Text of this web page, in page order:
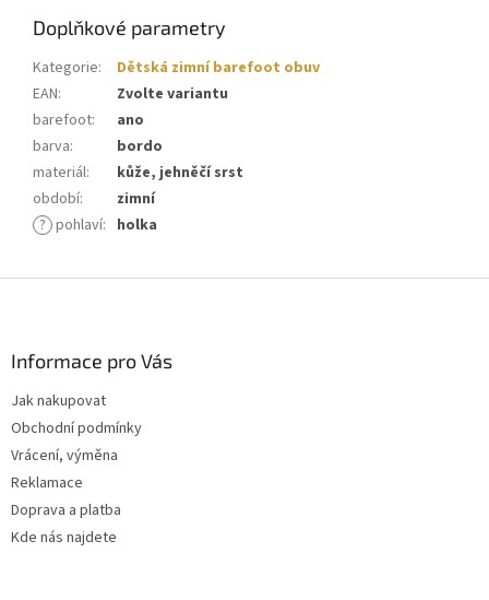
Doplňkové parametry
Kategorie:
Dětská zimní barefoot obuv
EAN:
Zvolte variantu
barefoot:
ano
barva:
bordo
materiál:
kůže, jehněčí srst
období:
zimní
? pohlaví: holka
Informace pro Vás
Jak nakupovat
Obchodní podmínky
Vrácení, výměna
Reklamace
Doprava a platba
Kde nás najdete